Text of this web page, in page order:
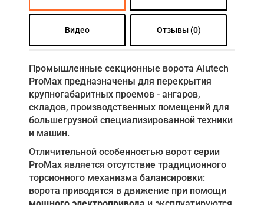
Видео Отзывы (0)
Промышленные секционные ворота Alutech
ProMax предназначены для перекрытия
крупногабаритных проемов - ангаров,
складов, производственных помещений для
большегрузной специализированной техники
и машин.
Отличительной особенностью ворот серии
ProMax является отсутствие традиционного
торсионного механизма балансировки:
ворота приводятся в движение при помощи